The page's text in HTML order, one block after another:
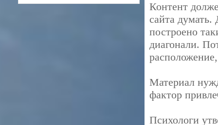
Контент
сайта
построено
диагонали.
Материал
фактор
Психологи